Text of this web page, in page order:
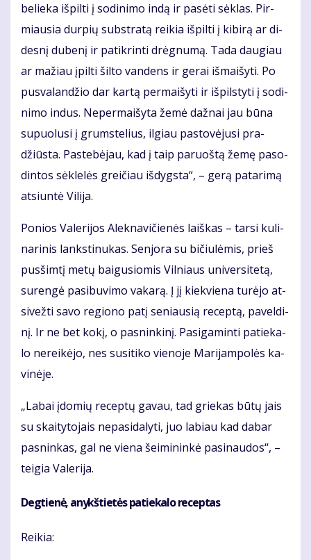
be­lie­ka iš­pil­ti į so­di­ni­mo in­dą ir pa­sė­ti sėk­las. Pir­
miau­sia dur­pių sub­stra­tą rei­kia iš­pil­ti į ki­bi­rą ar di­
des­nį du­be­nį ir pa­tik­rin­ti drėg­nu­mą. Ta­da dau­giau
ar ma­žiau įpil­ti šil­to van­dens ir ge­rai iš­mai­šy­ti. Po
pus­va­lan­džio dar kar­tą per­mai­šy­ti ir iš­pils­ty­ti į so­di­
ni­mo in­dus. Ne­per­mai­šy­ta že­mė daž­nai jau bū­na
su­puo­lu­si į grums­te­lius, il­giau pa­sto­vė­ju­si pra­
džiūs­ta. Pa­ste­bė­jau, kad į taip pa­ruoš­tą že­mę pa­so­
din­tos sėk­le­lės grei­čiau iš­dygs­ta“, – ge­rą pa­ta­ri­mą
at­siun­tė Vi­li­ja.
Po­nios Va­le­ri­jos Alek­na­vi­čie­nės laiš­kas – tar­si ku­li­
na­ri­nis lanks­ti­nu­kas. Sen­jo­ra su bi­čiu­lė­mis, prieš
pus­šim­tį me­tų bai­gu­sio­mis Vil­niaus uni­ver­si­te­tą,
su­ren­gė pa­si­bu­vi­mo va­ka­rą. Į jį kiek­vie­na tu­rė­jo at­
si­vež­ti sa­vo re­gio­no pa­tį se­niau­sią re­cep­tą, pa­vel­di­
nį. Ir ne bet ko­kį, o pas­nin­ki­nį. Pa­si­ga­min­ti pa­tie­ka­
lo ne­rei­kė­jo, nes su­si­ti­ko vie­no­je Ma­ri­jam­po­lės ka­
vi­nė­je.
„La­bai įdo­mių re­cep­tų ga­vau, tad grie­kas bū­tų jais
su skai­ty­to­jais ne­pa­si­da­ly­ti, juo la­biau kad da­bar
pas­nin­kas, gal ne vie­na šei­mi­nin­kė pa­si­nau­dos“, –
tei­gia Va­le­ri­ja.
Deg­tie­nė, anykš­tie­tės pa­tie­ka­lo re­cep­tas
Rei­kia: